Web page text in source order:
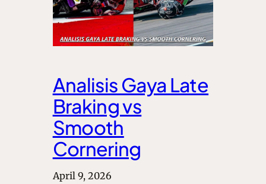
Analisis Gaya Late
Braking vs
Smooth
Cornering
April 9, 2026